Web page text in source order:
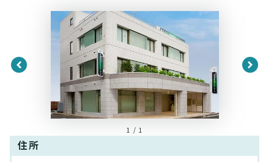
1 / 1
住所